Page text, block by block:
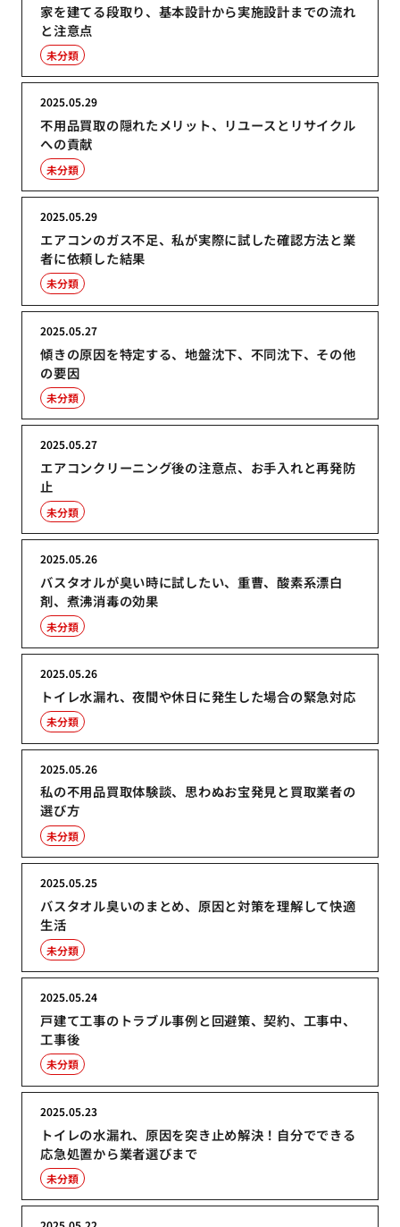
家を建てる段取り、基本設計から実施設計までの流れ
と注意点
未分類
不用品買取の隠れたメリット、リユースとリサイクル
への貢献
2025.05.29
未分類
エアコンのガス不足、私が実際に試した確認方法と業
者に依頼した結果
2025.05.29
未分類
傾きの原因を特定する、地盤沈下、不同沈下、その他
の要因
2025.05.27
未分類
エアコンクリーニング後の注意点、お手入れと再発防
止
2025.05.27
未分類
バスタオルが臭い時に試したい、重曹、酸素系漂白
剤、煮沸消毒の効果
2025.05.26
未分類
トイレ水漏れ、夜間や休日に発生した場合の緊急対応
2025.05.26
未分類
私の不用品買取体験談、思わぬお宝発見と買取業者の
選び方
2025.05.26
未分類
バスタオル臭いのまとめ、原因と対策を理解して快適
生活
2025.05.25
未分類
戸建て工事のトラブル事例と回避策、契約、工事中、
工事後
2025.05.24
未分類
トイレの水漏れ、原因を突き止め解決！自分でできる
応急処置から業者選びまで
2025.05.23
未分類